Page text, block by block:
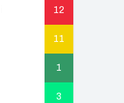
12
11
1
3